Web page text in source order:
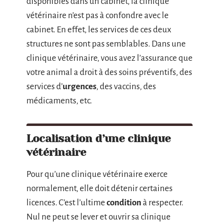
vétérinaire n’est pas à confondre avec le
cabinet. En effet, les services de ces deux
structures ne sont pas semblables. Dans une
clinique vétérinaire, vous avez l’assurance que
votre animal a droit à des soins préventifs, des
services d’urgences, des vaccins, des
médicaments, etc.
Localisation d’une clinique
vétérinaire
Pour qu’une clinique vétérinaire exerce
normalement, elle doit détenir certaines
licences. C’est l’ultime condition à respecter.
Nul ne peut se lever et ouvrir sa clinique